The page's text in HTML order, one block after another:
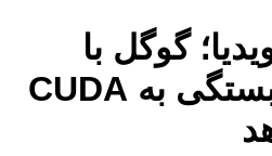
گوگل با
TorchTPU وابستگی به CUDA